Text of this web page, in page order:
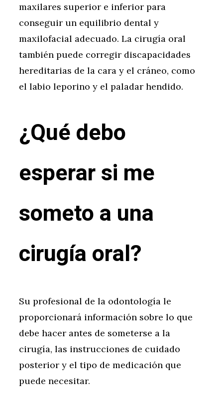
maxilares superior e inferior para
conseguir un equilibrio dental y
maxilofacial adecuado. La cirugía oral
también puede corregir discapacidades
hereditarias de la cara y el cráneo, como
el labio leporino y el paladar hendido.
¿Qué debo
esperar si me
someto a una
cirugía oral?
Su profesional de la odontología le
proporcionará información sobre lo que
debe hacer antes de someterse a la
cirugía, las instrucciones de cuidado
posterior y el tipo de medicación que
puede necesitar.